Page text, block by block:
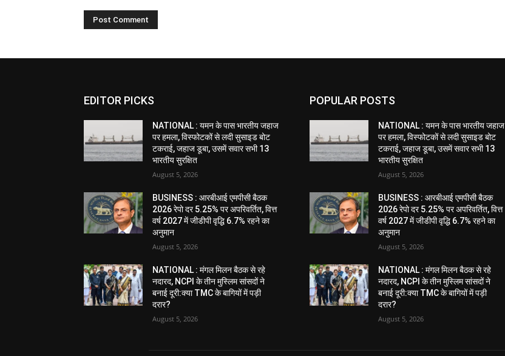
EDITOR PICKS
NATIONAL : यमन के पास भारतीय जहाज
पर हमला, विस्फोटकों से लदी सुसाइड बोट
टकराई, जहाज डूबा, उसमें सवार सभी 13
भारतीय सुरक्षित
August 5, 2026
BUSINESS : आरबीआई एमपीसी बैठक
2026 रेपो दर 5.25% पर अपरिवर्तित, वित्त
वर्ष 2027 में जीडीपी वृद्धि 6.7% रहने का
अनुमान
August 5, 2026
NATIONAL : मंगल मिलन बैठक से रहे
नदारद, NCPI के तीन मुस्लिम सांसदों ने
बनाई दूरी:क्या TMC के बागियों में पड़ी
दरार?
August 5, 2026
POPULAR POSTS
NATIONAL : यमन के पास भारतीय जहाज
पर हमला, विस्फोटकों से लदी सुसाइड बोट
टकराई, जहाज डूबा, उसमें सवार सभी 13
भारतीय सुरक्षित
August 5, 2026
BUSINESS : आरबीआई एमपीसी बैठक
2026 रेपो दर 5.25% पर अपरिवर्तित, वित्त
वर्ष 2027 में जीडीपी वृद्धि 6.7% रहने का
अनुमान
August 5, 2026
NATIONAL : मंगल मिलन बैठक से रहे
नदारद, NCPI के तीन मुस्लिम सांसदों ने
बनाई दूरी:क्या TMC के बागियों में पड़ी
दरार?
August 5, 2026